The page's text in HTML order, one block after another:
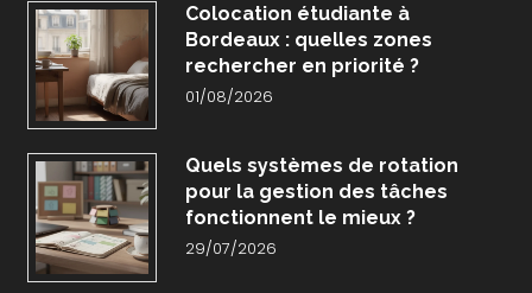
Colocation étudiante à
Bordeaux : quelles zones
rechercher en priorité ?
01/08/2026
Quels systèmes de rotation
pour la gestion des tâches
fonctionnent le mieux ?
29/07/2026